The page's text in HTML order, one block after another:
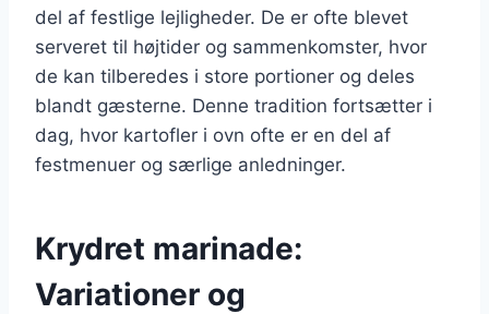
del af festlige lejligheder. De er ofte blevet
serveret til højtider og sammenkomster, hvor
de kan tilberedes i store portioner og deles
blandt gæsterne. Denne tradition fortsætter i
dag, hvor kartofler i ovn ofte er en del af
festmenuer og særlige anledninger.
Krydret marinade:
Variationer og